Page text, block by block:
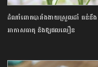
ដំណាំពោតបារាំងងាយស្រួលដាំ​ ធន់នឹង
អាកាសធាតុ និងឱ្យផលលឿន